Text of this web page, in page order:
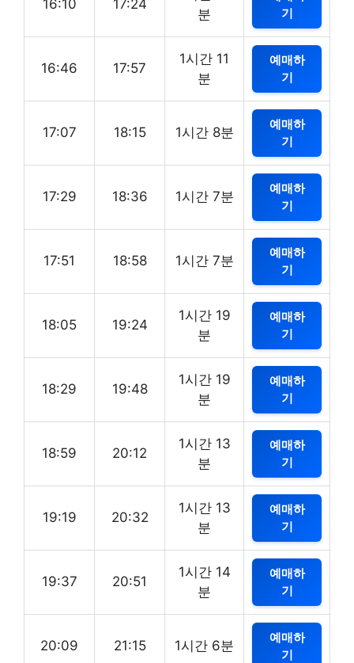
16:10 17:24
분
기
16:46 17:57
1시간 11
분
예매하
기
17:07 18:15 1시간 8분
예매하
기
17:29 18:36 1시간 7분
예매하
기
17:51 18:58 1시간 7분
예매하
기
18:05 19:24
1시간 19
분
예매하
기
18:29 19:48
1시간 19
분
예매하
기
18:59 20:12
1시간 13
분
예매하
기
19:19 20:32
1시간 13
분
예매하
기
19:37 20:51
1시간 14
분
예매하
기
20:09 21:15 1시간 6분
예매하
기